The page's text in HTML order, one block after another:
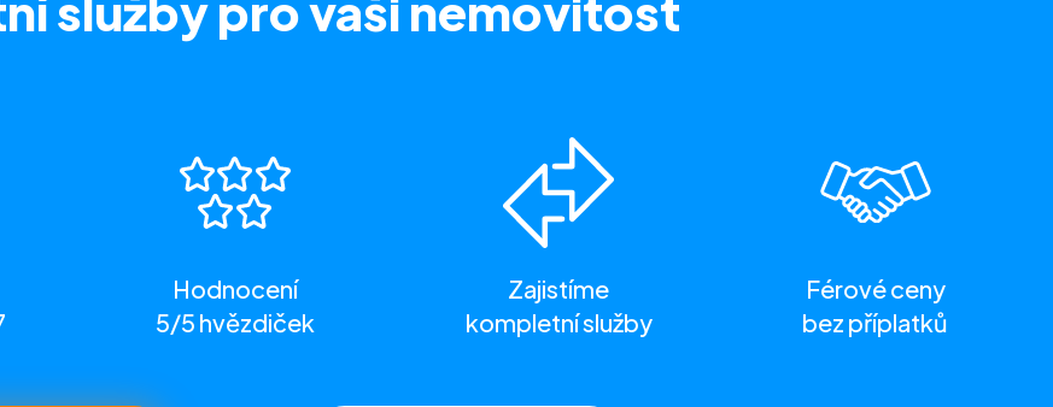
Hodnocení
5/5 hvězdiček
Zajistíme
kompletní služby
Férové ceny
bez příplatků